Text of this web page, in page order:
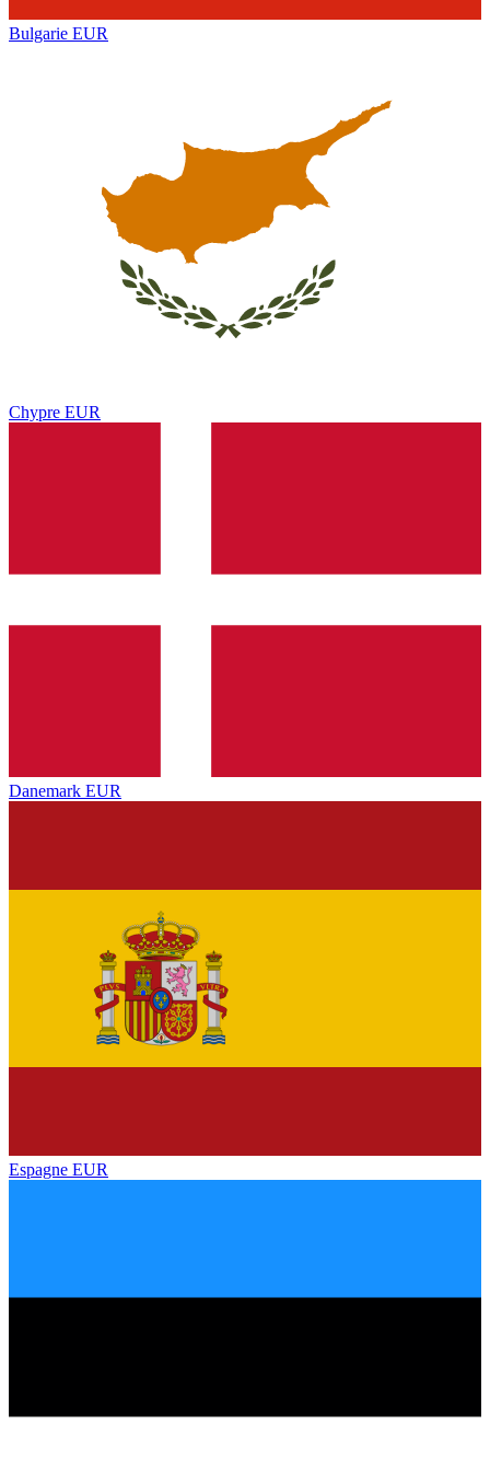
Bulgarie EUR
Chypre EUR
Danemark EUR
Espagne EUR